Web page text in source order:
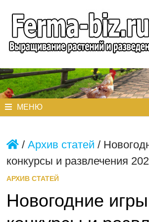
содержимому
МЕНЮ
/ Архив статей /
конкурсы и развлечения
АРХИВ СТАТЕЙ
Новогодние